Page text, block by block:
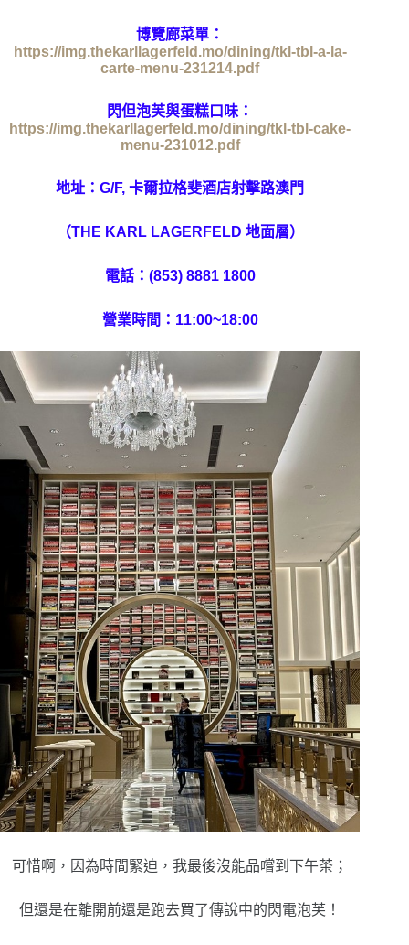
博覽廊菜單：
https://img.thekarllagerfeld.mo/dining/tkl-tbl-a-la-
carte-menu-231214.pdf
閃但泡芙與蛋糕口味：
https://img.thekarllagerfeld.mo/dining/tkl-tbl-cake-
menu-231012.pdf
地址：G/F, 卡爾拉格斐酒店射擊路澳門
（THE KARL LAGERFELD 地面層）
電話：(853) 8881 1800
營業時間：11:00~18:00
可惜啊，因為時間緊迫，我最後沒能品嚐到下午茶；
但還是在離開前還是跑去買了傳說中的閃電泡芙！